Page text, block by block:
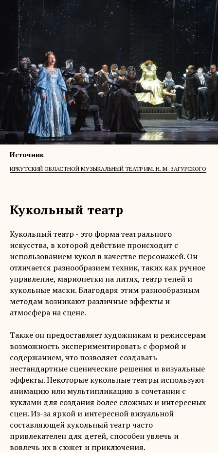
Источник
ИРКУТСКИЙ ОБЛАСТНОЙ МУЗЫКАЛЬНЫЙ ТЕАТР ИМ. Н. М. ЗАГУРСКОГО
Кукольный театр
Кукольный театр - это форма театрального
искусства, в которой действие происходит с
использованием кукол в качестве персонажей. Он
отличается разнообразием техник, таких как ручное
управление, марионетки на нитях, театр теней и
кукольные маски. Благодаря этим разнообразным
методам возникают различные эффекты и
атмосфера на сцене.
Также он предоставляет художникам и режиссерам
возможность экспериментировать с формой и
содержанием, что позволяет создавать
нестандартные сценические решения и визуальные
эффекты. Некоторые кукольные театры используют
анимацию или мультипликацию в сочетании с
куклами для создания более сложных и интересных
сцен. Из-за яркой и интересной визуальной
составляющей кукольный театр часто
привлекателен для детей, способен увлечь и
вовлечь их в сюжет и приключения.